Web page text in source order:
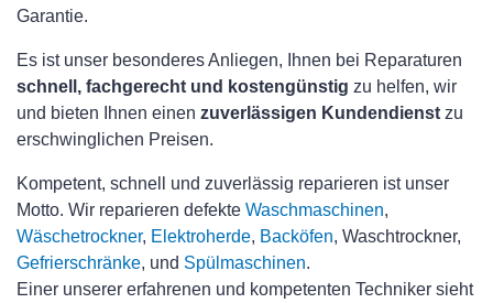
Garantie.
Es ist unser besonderes Anliegen, Ihnen bei Reparaturen
schnell, fachgerecht und kostengünstig zu helfen, wir
und bieten Ihnen einen zuverlässigen Kundendienst zu
erschwinglichen Preisen.
Kompetent, schnell und zuverlässig reparieren ist unser
Motto. Wir reparieren defekte Waschmaschinen,
Wäschetrockner, Elektroherde, Backöfen, Waschtrockner,
Gefrierschränke, und Spülmaschinen.
Einer unserer erfahrenen und kompetenten Techniker sieht